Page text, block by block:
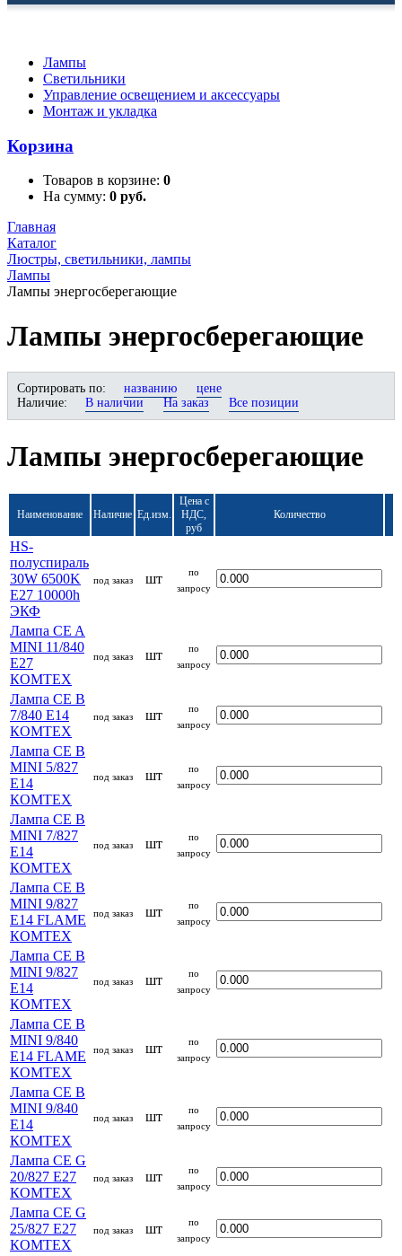
Лампы
Светильники
Управление освещением и аксессуары
Монтаж и укладка
Корзина
Товаров в корзине: 0
На сумму: 0 руб.
Главная
Каталог
Люстры, светильники, лампы
Лампы
Лампы энергосберегающие
Лампы энергосберегающие
Сортировать по: названию
цене
Наличие: В наличии На заказ Все позиции
Лампы энергосберегающие
Наименование Наличие Ед.изм.
Цена с
НДС,
руб
Количество
HS-
полуспираль
30W 6500K
E27 10000h
ЭКФ
под заказ шт
по
запросу
Лампа CE A
MINI 11/840
E27
КОМТЕХ
под заказ шт
по
запросу
Лампа CE B
7/840 E14
КОМТЕХ
под заказ шт
по
запросу
Лампа CE B
MINI 5/827
E14
КОМТЕХ
под заказ шт
по
запросу
Лампа CE B
MINI 7/827
E14
КОМТЕХ
под заказ шт
по
запросу
Лампа CE B
MINI 9/827
E14 FLAME
КОМТЕХ
под заказ шт
по
запросу
Лампа CE B
MINI 9/827
E14
КОМТЕХ
под заказ шт
по
запросу
Лампа CE B
MINI 9/840
E14 FLAME
КОМТЕХ
под заказ шт
по
запросу
Лампа CE B
MINI 9/840
E14
КОМТЕХ
под заказ шт
по
запросу
Лампа CE G
20/827 E27
КОМТЕХ
под заказ шт
по
запросу
Лампа CE G
25/827 E27
КОМТЕХ
под заказ шт
по
запросу